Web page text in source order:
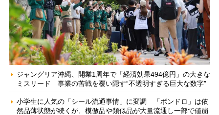
ジャングリア沖縄、開業1周年で「経済効果494億円」の大きな
ミスリード 事業の苦戦を覆い隠す“不透明すぎる巨大な数字”
小学生に人気の「シール流通事情」に変調 「ボンドロ」は依
然品薄状態が続くが、模倣品や類似品が大量流通し一部で値崩